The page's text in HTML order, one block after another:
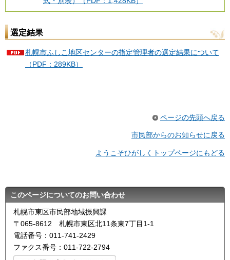
選定結果
札幌市ふしこ地区センターの指定管理者の選定結果について
（PDF：289KB）
ページの先頭へ戻る
市民部からのお知らせに戻る
ようこそひがしくトップページにもどる
このページについてのお問い合わせ
札幌市東区市民部地域振興課
〒065-8612 札幌市東区北11条東7丁目1-1
電話番号：011-741-2429
ファクス番号：011-722-2794